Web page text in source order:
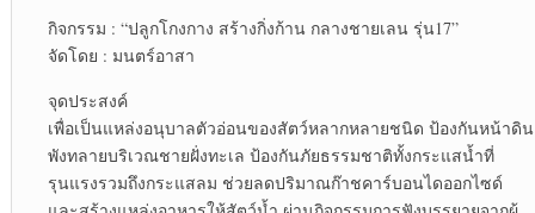
กิจกรรม : “ปลูกโกงกาง สร้างกิ่งก้าน กลางชายเลน รุ่น17”
จัดโดย : มนตร์อาสา
จุดประสงค์
เพื่อเป็นแหล่งอนุบาลตัวอ่อนของสัตว์หลากหลายชนิด ป้องกันหน้าดิน
พังทลายบริเวณชายฝั่งทะเล ป้องกันภัยธรรมชาติทั้งกระแสน้ำที่
รุนแรงรวมถึงกระแสลม ช่วยลดปริมาณก๊าชคาร์บอนไดออกไซด์